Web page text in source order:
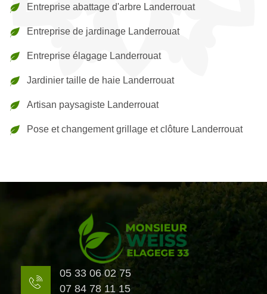
Entreprise abattage d'arbre Landerrouat
Entreprise de jardinage Landerrouat
Entreprise élagage Landerrouat
Jardinier taille de haie Landerrouat
Artisan paysagiste Landerrouat
Pose et changement grillage et clôture Landerrouat
05 33 06 02 75
07 84 78 11 15